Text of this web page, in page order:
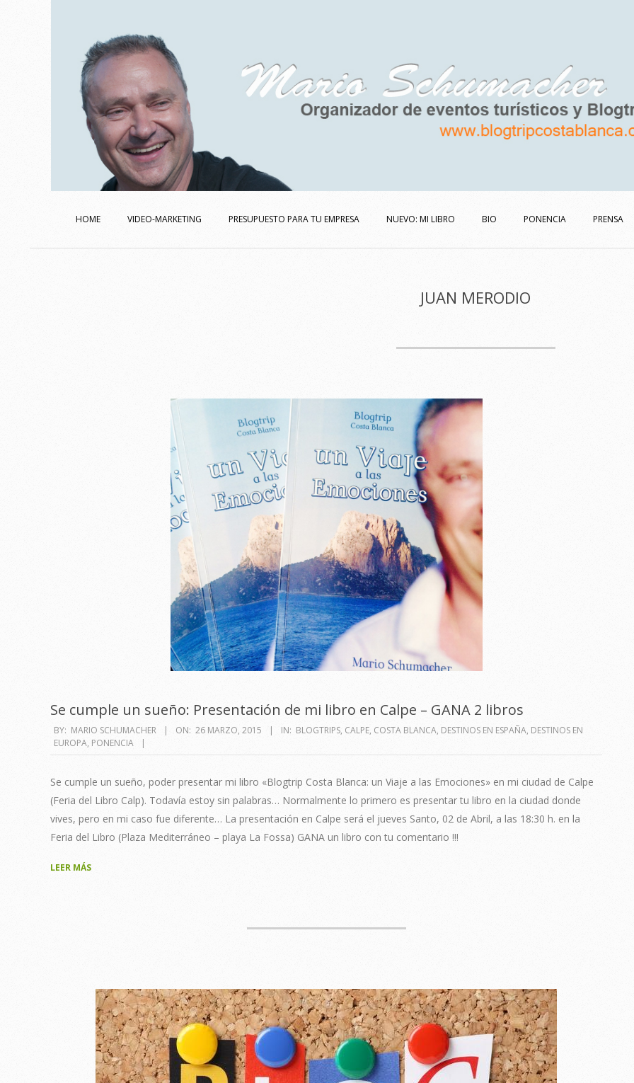
Navigation
HOME VIDEO-MARKETING PRESUPUESTO PARA TU EMPRESA NUEVO: MI LIBRO BIO PONENCIA PRENSA
JUAN MERODIO
Se cumple un sueño: Presentación de mi libro en Calpe – GANA 2 libros
2015-
03-
BY: MARIO SCHUMACHER ON: 26 MARZO, 2015 IN: BLOGTRIPS, CALPE, COSTA BLANCA, DESTINOS EN ESPAÑA, DESTINOS EN
EUROPA, PONENCIA
Se cumple un sueño, poder presentar mi libro «Blogtrip Costa Blanca: un Viaje a las Emociones» en mi ciudad de Calpe
(Feria del Libro Calp). Todavía estoy sin palabras… Normalmente lo primero es presentar tu libro en la ciudad donde
vives, pero en mi caso fue diferente… La presentación en Calpe será el jueves Santo, 02 de Abril, a las 18:30 h. en la
Feria del Libro (Plaza Mediterráneo – playa La Fossa) GANA un libro con tu comentario !!!
LEER MÁS